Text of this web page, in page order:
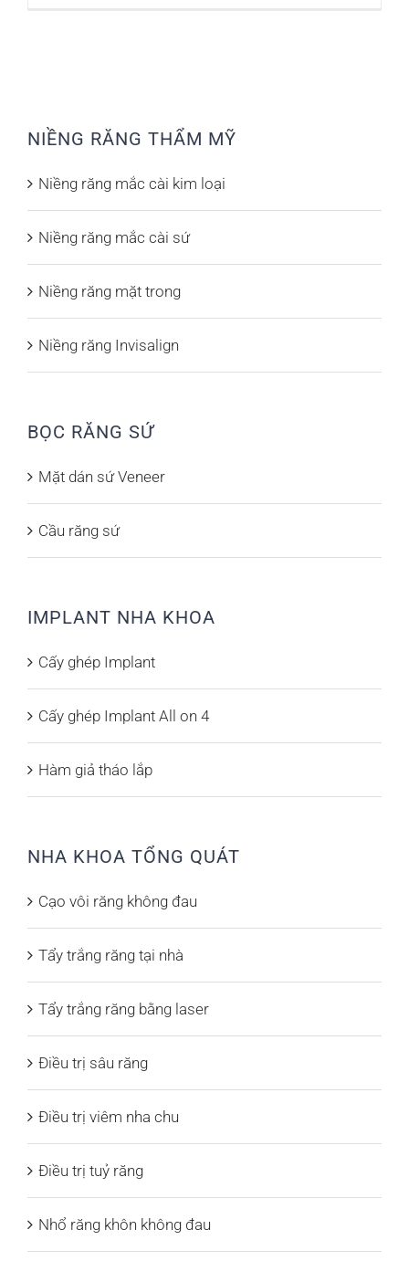
NIỀNG RĂNG THẨM MỸ
Niềng răng mắc cài kim loại
Niềng răng mắc cài sứ
Niềng răng mặt trong
Niềng răng Invisalign
BỌC RĂNG SỨ
Mặt dán sứ Veneer
Cầu răng sứ
IMPLANT NHA KHOA
Cấy ghép Implant
Cấy ghép Implant All on 4
Hàm giả tháo lắp
NHA KHOA TỔNG QUÁT
Cạo vôi răng không đau
Tẩy trắng răng tại nhà
Tẩy trắng răng bằng laser
Điều trị sâu răng
Điều trị viêm nha chu
Điều trị tuỷ răng
Nhổ răng khôn không đau